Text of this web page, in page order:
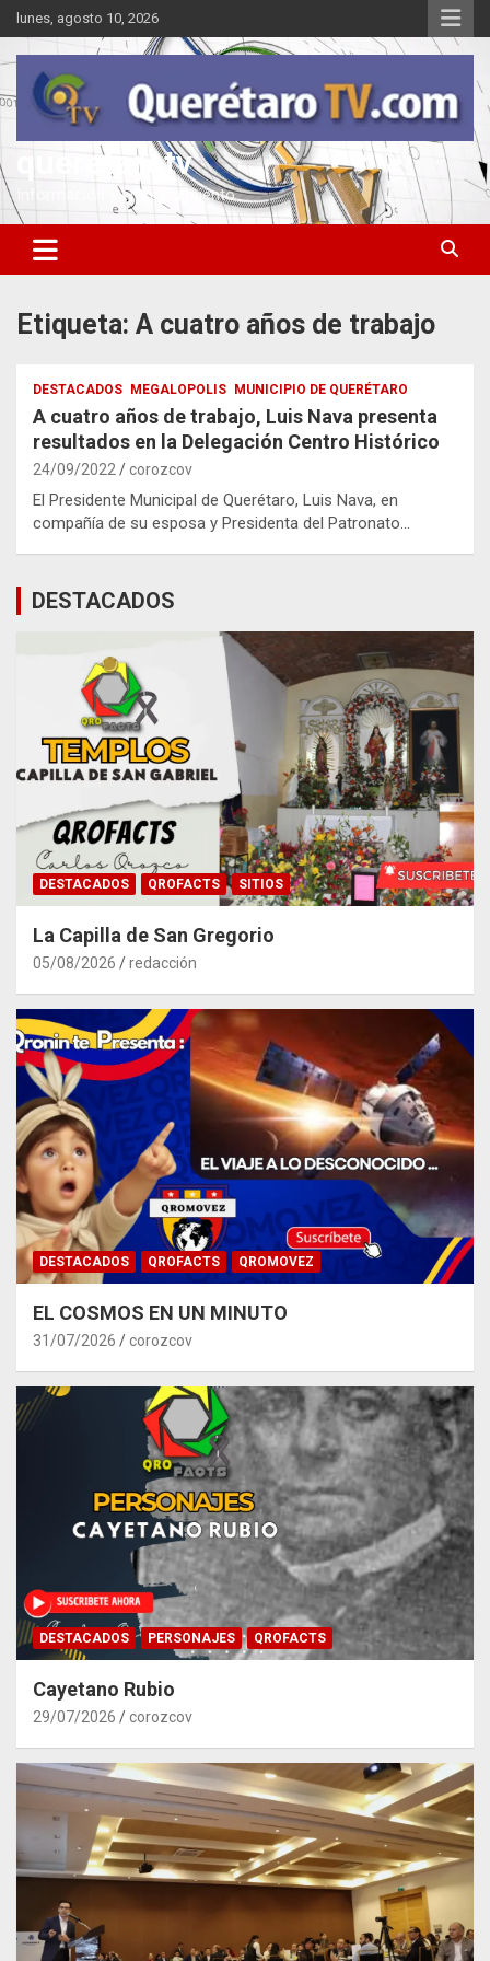
Saltar
al
contenido
lunes, agosto 10, 2026
queretarotv
Información y entretenimiento
Etiqueta: A cuatro años de trabajo
DESTACADOS MEGALOPOLIS MUNICIPIO DE QUERÉTARO
A cuatro años de trabajo, Luis Nava presenta
resultados en la Delegación Centro Histórico
24/09/2022 corozcov
El Presidente Municipal de Querétaro, Luis Nava, en
compañía de su esposa y Presidenta del Patronato…
DESTACADOS
DESTACADOS QROFACTS SITIOS
La Capilla de San Gregorio
05/08/2026 redacción
DESTACADOS QROFACTS QROMOVEZ
EL COSMOS EN UN MINUTO
31/07/2026 corozcov
DESTACADOS PERSONAJES QROFACTS
Cayetano Rubio
29/07/2026 corozcov